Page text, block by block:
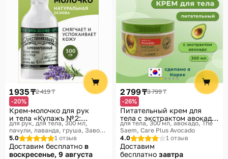
1 935 ₸2 419 ₸
-20%
Крем-молочко для рук
и тела «Купажъ № 2:
пачули, лаванда, цветы
груши»
для рук, для тела, 300 мл,
пачули, лаванда, груша Завод
Братьев Крестовниковых
5.0 1 отзыв
Доставим бесплатно в
воскресенье, 9 августа
2 799 ₸3 799 ₸
-26%
Питательный крем для
тела с экстрактом авокадо
«Care Plus Avocado Body
Cream»
для тела, 300 мл, авокадо The
Saem, Care Plus Avocado
4.0
1 отзыв
Доставим
бесплатно завтра